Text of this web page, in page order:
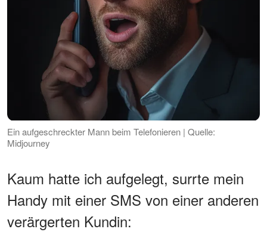
Ein aufgeschreckter Mann beim Telefonieren | Quelle:
Midjourney
Kaum hatte ich aufgelegt, surrte mein
Handy mit einer SMS von einer anderen
verärgerten Kundin: